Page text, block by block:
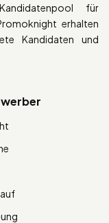
für
erhalten
Kandidaten und